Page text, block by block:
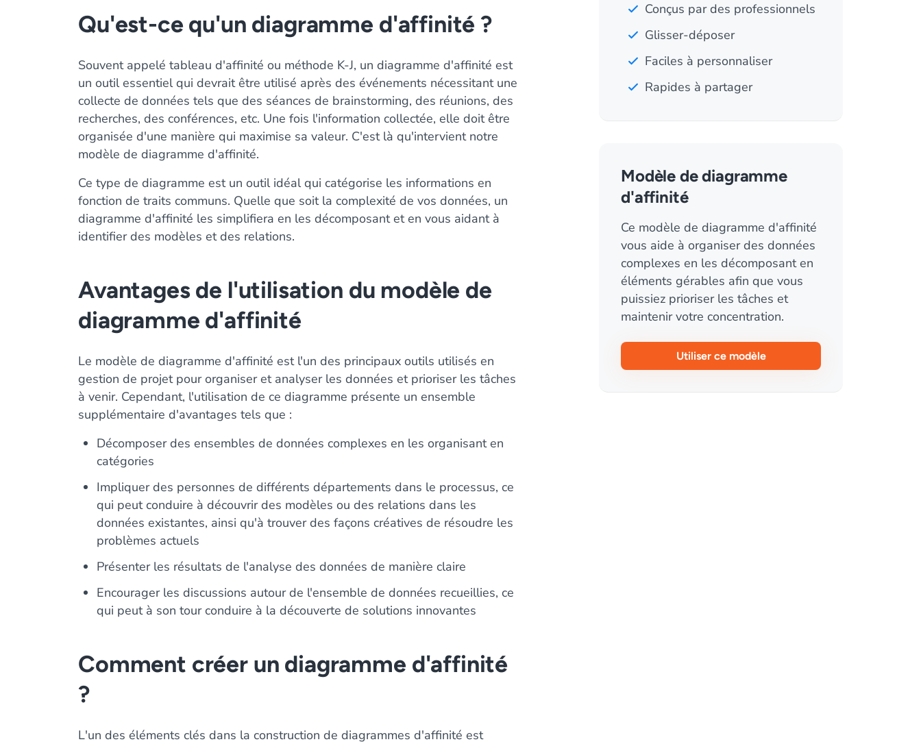
Qu'est-ce qu'un diagramme d'affinité ?
Souvent appelé tableau d'affinité ou méthode K-J, un diagramme d'affinité est
un outil essentiel qui devrait être utilisé après des événements nécessitant une
collecte de données tels que des séances de brainstorming, des réunions, des
recherches, des conférences, etc. Une fois l'information collectée, elle doit être
organisée d'une manière qui maximise sa valeur. C'est là qu'intervient notre
modèle de diagramme d'affinité.
Ce type de diagramme est un outil idéal qui catégorise les informations en
fonction de traits communs. Quelle que soit la complexité de vos données, un
diagramme d'affinité les simplifiera en les décomposant et en vous aidant à
identifier des modèles et des relations.
Avantages de l'utilisation du modèle de
diagramme d'affinité
Le modèle de diagramme d'affinité est l'un des principaux outils utilisés en
gestion de projet pour organiser et analyser les données et prioriser les tâches
à venir. Cependant, l'utilisation de ce diagramme présente un ensemble
supplémentaire d'avantages tels que :
Décomposer des ensembles de données complexes en les organisant en
catégories
Impliquer des personnes de différents départements dans le processus, ce
qui peut conduire à découvrir des modèles ou des relations dans les
données existantes, ainsi qu'à trouver des façons créatives de résoudre les
problèmes actuels
Présenter les résultats de l'analyse des données de manière claire
Encourager les discussions autour de l'ensemble de données recueillies, ce
qui peut à son tour conduire à la découverte de solutions innovantes
Comment créer un diagramme d'affinité
?
L'un des éléments clés dans la construction de diagrammes d'affinité est
Conçus par des professionnels
Glisser-déposer
Faciles à personnaliser
Rapides à partager
Modèle de diagramme
d'affinité
Ce modèle de diagramme d'affinité
vous aide à organiser des données
complexes en les décomposant en
éléments gérables afin que vous
puissiez prioriser les tâches et
maintenir votre concentration.
Utiliser ce modèle